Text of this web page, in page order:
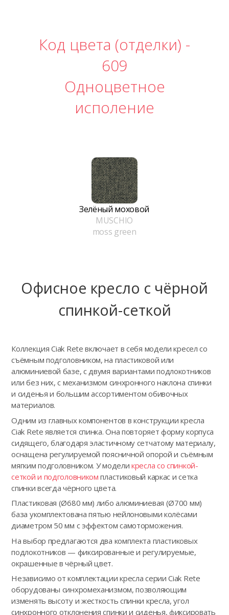
Код цвета (отделки) -
609
Одноцветное
исполение
Зелёный моховой
MUSCHIO
moss green
Офисное кресло с чёрной
спинкой-сеткой
Коллекция Ciak Rete включает в себя модели кресел со
съёмным подголовником, на пластиковой или
алюминиевой базе, с двумя вариантами подлокотников
или без них, с механизмом синхронного наклона спинки
и сиденья и большим ассортиментом обивочных
материалов.
Одним из главных компонентов в конструкции кресла
Ciak Rete является спинка. Она повторяет форму корпуса
сидящего, благодаря эластичному сетчатому материалу,
оснащена регулируемой поясничной опорой и съёмным
мягким подголовником. У моделикресла со спинкой-
сеткой и подголовником пластиковый каркас и сетка
спинки всегда чёрного цвета.
Пластиковая (Ø680 мм) либо алюминиевая (Ø700 мм)
база укомплектована пятью нейлоновыми колёсами
диаметром 50 мм с эффектом самоторможения.
На выбор предлагаются два комплекта пластиковых
подлокотников — фиксированные и регулируемые,
окрашенные в чёрный цвет.
Независимо от комплектации кресла серии Ciak Rete
оборудованы синхромеханизмом, позволяющим
изменять высоту и жесткость спинки кресла, угол
синхронного отклонения спинки и сиденья, фиксировать